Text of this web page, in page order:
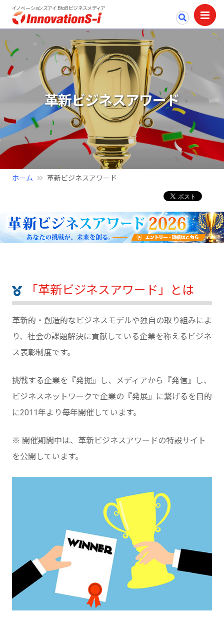
イノベーションズアイ BtoBビジネスメディア
革新ビジネスアワード
ホーム 革新ビジネスアワード
「革新ビジネスアワード」とは
革新的・創造的なビジネスモデルや独自の取り組みによ
り、社会の課題解決に貢献している企業を称えるビジネ
ス表彰制度です。
挑戦する企業を『発掘』し、メディアから『発信』し、
ビジネスネットワークで企業の『発展』に繋げるを目的
に2011年より毎年開催しています。
※ 開催期間中は、革新ビジネスアワードの特設サイト
を公開しています。